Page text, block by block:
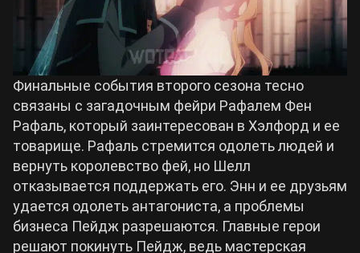
Финальные события второго сезона тесно
связаны с загадочным фейри Рафалем Фен
Рафаль, который заинтересован в Хэлфорд и ее
товарище. Рафаль стремится одолеть людей и
вернуть королевство фей, но Шелл
отказывается поддержать его. Энн и ее друзьям
удается одолеть антагониста, а проблемы
бизнеса Пейдж разрешаются. Главные герои
решают покинуть Пейдж, ведь мастерская